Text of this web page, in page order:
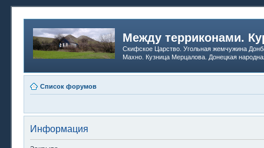
Между терриконами.
Скифское Царство. Угольная жемчужина
Махно. Кузница Мерцалова. Донецкая
Список форумов
Информация